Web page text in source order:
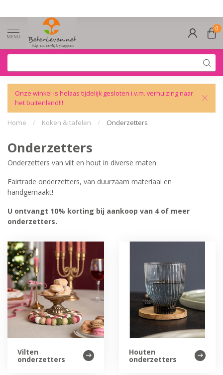
MENU
0
Onze winkel is helaas tijdelijk gesloten i.v.m. verhuizing naar
het buitenland!!!
Home / Koken & tafelen / Onderzetters
Onderzetters
Onderzetters van vilt en hout in diverse maten.
Fairtrade onderzetters, van duurzaam materiaal en
handgemaakt!
U ontvangt 10% korting bij aankoop van 4 of meer
onderzetters.
Vilten
onderzetters
Houten
onderzetters